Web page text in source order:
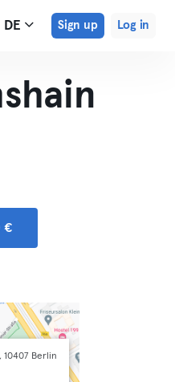
DE Sign up Log in
€
10407 Berlin